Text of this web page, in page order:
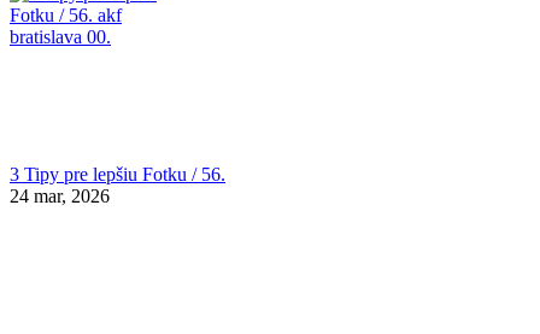
3 Tipy pre lepšiu Fotku / 56.
24 mar, 2026